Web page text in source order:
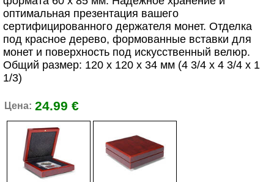
оптимальная презентация вашего
сертифицированного держателя монет. Отделка
под красное дерево, формованные вставки для
монет и поверхность под искусственный велюр.
Общий размер: 120 x 120 x 34 мм (4 3/4 x 4 3/4 x 1
1/3)
Цена: 24.99 €